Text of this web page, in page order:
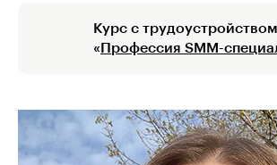
Курс с
« Профессия SMM-